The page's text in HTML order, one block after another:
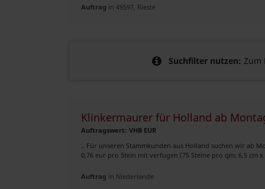
Auftrag in 49597, Rieste
Suchfilter nutzen: Zum
Klinkermaurer für Holland ab
Auftragswert: VHB EUR
.. Für unseren Stammkunden aus Holland suchen wir ab
0,76 eur pro Stein mit verfugen (75 Steine pro qm; 6,5 cm x
Auftrag in Niederlande